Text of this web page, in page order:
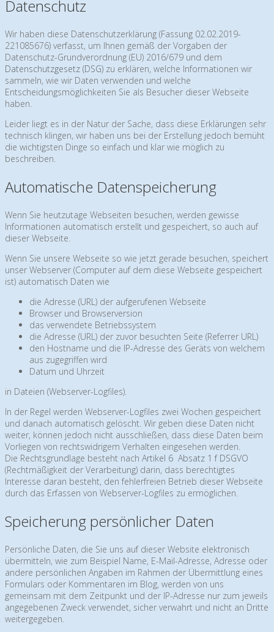
Datenschutz
Wir haben diese Datenschutzerklärung (Fassung 02.02.2019-
221085676) verfasst, um Ihnen gemäß der Vorgaben der
Datenschutz-Grundverordnung (EU) 2016/679 und dem
Datenschutzgesetz (DSG) zu erklären, welche Informationen wir
sammeln, wie wir Daten verwenden und welche
Entscheidungsmöglichkeiten Sie als Besucher dieser Webseite
haben.
Leider liegt es in der Natur der Sache, dass diese Erklärungen sehr
technisch klingen, wir haben uns bei der Erstellung jedoch bemüht
die wichtigsten Dinge so einfach und klar wie möglich zu
beschreiben.
Automatische Datenspeicherung
Wenn Sie heutzutage Webseiten besuchen, werden gewisse
Informationen automatisch erstellt und gespeichert, so auch auf
dieser Webseite.
Wenn Sie unsere Webseite so wie jetzt gerade besuchen, speichert
unser Webserver (Computer auf dem diese Webseite gespeichert
ist) automatisch Daten wie
die Adresse (URL) der aufgerufenen Webseite
Browser und Browserversion
das verwendete Betriebssystem
die Adresse (URL) der zuvor besuchten Seite (Referrer URL)
den Hostname und die IP-Adresse des Geräts von welchem
aus zugegriffen wird
Datum und Uhrzeit
in Dateien (Webserver-Logfiles).
In der Regel werden Webserver-Logfiles zwei Wochen gespeichert
und danach automatisch gelöscht. Wir geben diese Daten nicht
weiter, können jedoch nicht ausschließen, dass diese Daten beim
Vorliegen von rechtswidrigem Verhalten eingesehen werden.
Die Rechtsgrundlage besteht nach Artikel 6 Absatz 1 f DSGVO
(Rechtmäßigkeit der Verarbeitung) darin, dass berechtigtes
Interesse daran besteht, den fehlerfreien Betrieb dieser Webseite
durch das Erfassen von Webserver-Logfiles zu ermöglichen.
Speicherung persönlicher Daten
Persönliche Daten, die Sie uns auf dieser Website elektronisch
übermitteln, wie zum Beispiel Name, E-Mail-Adresse, Adresse oder
andere persönlichen Angaben im Rahmen der Übermittlung eines
Formulars oder Kommentaren im Blog, werden von uns
gemeinsam mit dem Zeitpunkt und der IP-Adresse nur zum jeweils
angegebenen Zweck verwendet, sicher verwahrt und nicht an Dritte
weitergegeben.